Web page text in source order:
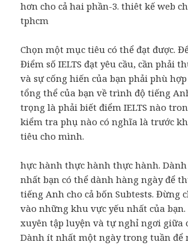
hơn cho cả hai phần-3. thiêt kế web
tphcm
Chọn một mục tiêu có thể đạt được.
Điểm số IELTS đạt yêu cầu, cần phải
và sự cống hiến của bạn phải phù
tổng thể của bạn về trình độ tiếng
trọng là phải biết điểm IELTS nào
kiểm tra phụ nào có nghĩa là trước
tiêu cho mình.
hực hành thực hành thực hành.
nhất bạn có thể dành hàng ngày để
tiếng Anh cho cả bốn Subtests. Đừng
vào những khu vực yếu nhất của
xuyên tập luyện và tự nghỉ ngơi giữa
Dành ít nhất một ngày trong tuần để